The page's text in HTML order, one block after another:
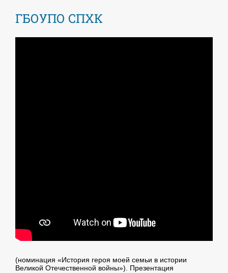
ГБОУПО СПХК
(номинация «История героя моей семьи в истории
Великой Отечественной войны»). Презентация